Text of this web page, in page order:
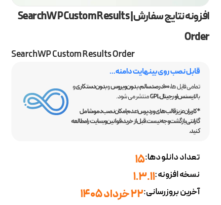
افزونه نتایج سفارش | SearchWP Custom Results
Order
SearchWP Custom Results Order
قابل نصب روی بینهایت دامنه...
تمامی فایل ها،100 درصد سالم ،بدون ویروسوبدون دستکاریو
بالایسنس اورجینال GPL
منتشر می شود.
*کاربران عزیز قالب‌های وردپرس؛ عدم امکان نصب دمو، شامل
گارانتی بازگشت وجه نیست. قبل از خرید، قوانین وبسایت را مطالعه
کنید.
تعداد دانلودها:15
نسخه افزونه:1.3.11
آخرین بروزرسانی:22 خرداد 1405